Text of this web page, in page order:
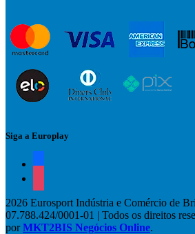
Siga a Europlay
2026 Eurosport Indústria e Comércio de
07.788.424/0001-01 | Todos os direitos
porMKT2BIS Negócios Online.